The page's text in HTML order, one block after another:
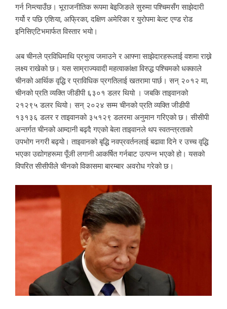
गर्न निम्त्याउँछ। भूराजनीतिक रूपमा बेइजिङले सुरुमा पश्चिमसँग साझेदारी
गर्यो र पछि एशिया, अफ्रिका, दक्षिण अमेरिका र युरोपमा बेल्ट एण्ड रोड
इनिसिएटिभमार्फत विस्तार भयो।
अब चीनले प्रविधिमाथि प्रभुत्व जमाउने र आफ्ना साझेदारहरूलाई वशमा राख्ने
लक्ष्य राखेको छ। यस साम्राज्यवादी महत्वाकांक्षा विरुद्ध पश्चिमको धक्काले
चीनको आर्थिक वृद्धि र प्राविधिक प्रगतिलाई खतरामा पार्छ। सन् २०१२ मा,
चीनको प्रति व्यक्ति जीडीपी ६३०१ डलर थियो । जबकि ताइवानको
२१२९५ डलर थियो। सन् २०२४ सम्म चीनको प्रति व्यक्ति जीडीपी
१३१३६ डलर र ताइवानको ३५१२९ डलरमा अनुमान गरिएको छ। सीसीपी
अन्तर्गत चीनको आम्दानी बढ्दै गएको बेला ताइवानले थप स्वतन्त्रताको
उपभोग नगरी बढ्यो। ताइवानको बृद्धि नवप्रवर्तनलाई बढावा दिने र उच्च वृद्धि
भएका उद्योगहरूमा पूँजी लगानी आकर्षित गर्नबाट उत्पन्न भएको हो। यसको
विपरित सीसीपीले चीनको विकासमा बारम्बार अवरोध गरेको छ।